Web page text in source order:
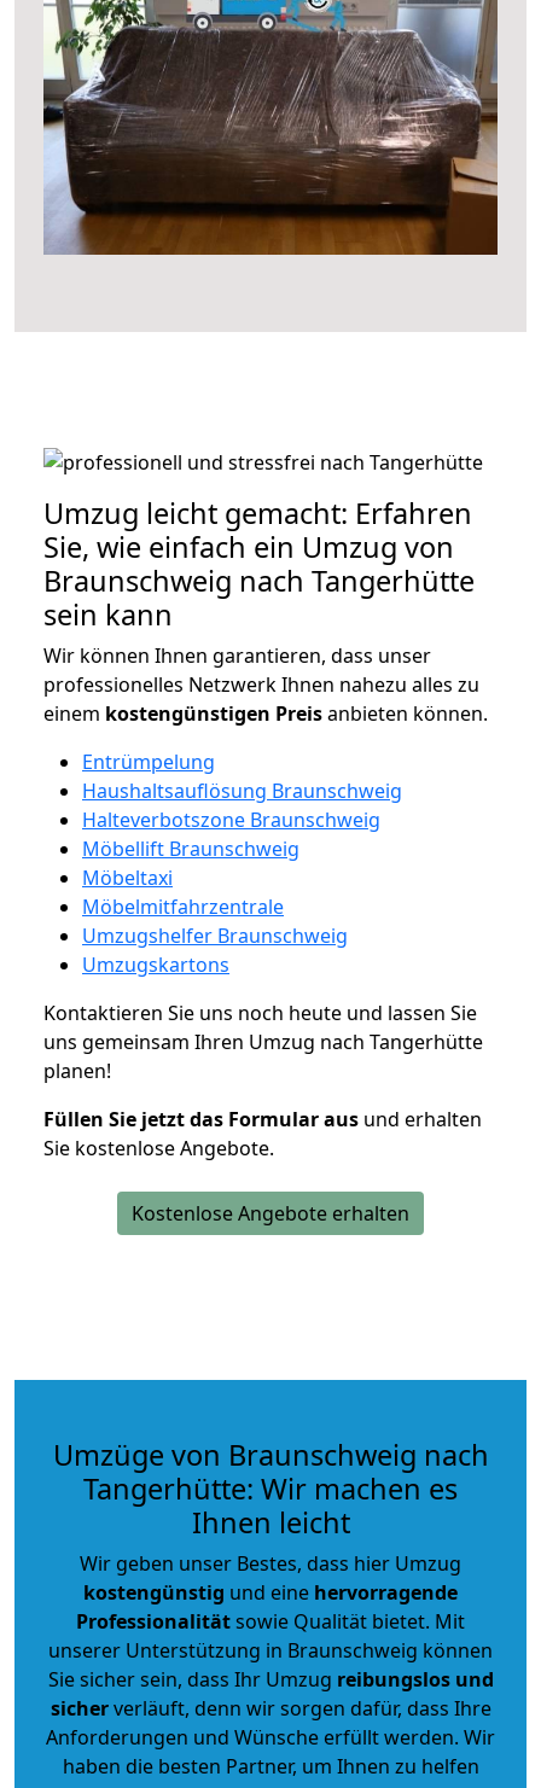
Umzug leicht gemacht: Erfahren
Sie, wie einfach ein Umzug von
Braunschweig nach Tangerhütte
sein kann
Wir können Ihnen garantieren, dass unser
professionelles Netzwerk Ihnen nahezu alles zu
einem kostengünstigen Preisanbieten können.
Entrümpelung
Haushaltsauflösung Braunschweig
Halteverbotszone Braunschweig
Möbellift Braunschweig
Möbeltaxi
Möbelmitfahrzentrale
Umzugshelfer Braunschweig
Umzugskartons
Kontaktieren Sie uns noch heute und lassen Sie
uns gemeinsam Ihren Umzug nach Tangerhütte
planen!
Füllen Sie jetzt das Formular aus und erhalten
Sie kostenlose Angebote.
Kostenlose Angebote erhalten
Umzüge von Braunschweig nach
Tangerhütte: Wir machen es
Ihnen leicht
Wir geben unser Bestes, dass hier Umzug
kostengünstig und eine hervorragende
Professionalitätsowie Qualität bietet. Mit
unserer Unterstützung in Braunschweig können
Sie sicher sein, dass Ihr Umzug reibungslos und
sicherverläuft, denn wir sorgen dafür, dass Ihre
Anforderungen und Wünsche erfüllt werden. Wir
haben die besten Partner, um Ihnen zu helfen